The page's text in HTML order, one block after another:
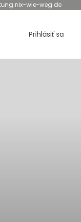
wie-weg.de
Prihlásiť sa